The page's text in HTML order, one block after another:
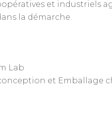
et industriels
la démarche.
Lab
et Emballage